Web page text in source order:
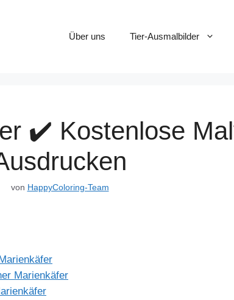
Über uns Tier-Ausmalbilder
✔️ Kostenlose
von HappyColoring-Team
Marienkäfer